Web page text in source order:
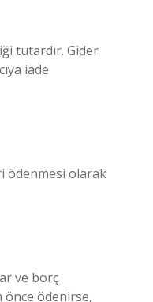
tutardır. Gider
iade
ödenmesi olarak
ve borç
ödenirse,